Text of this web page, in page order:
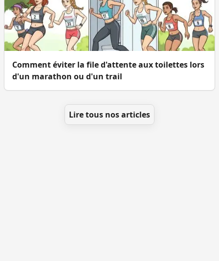
Comment éviter la file d'attente aux toilettes lors
d'un marathon ou d'un trail
Lire tous nos articles